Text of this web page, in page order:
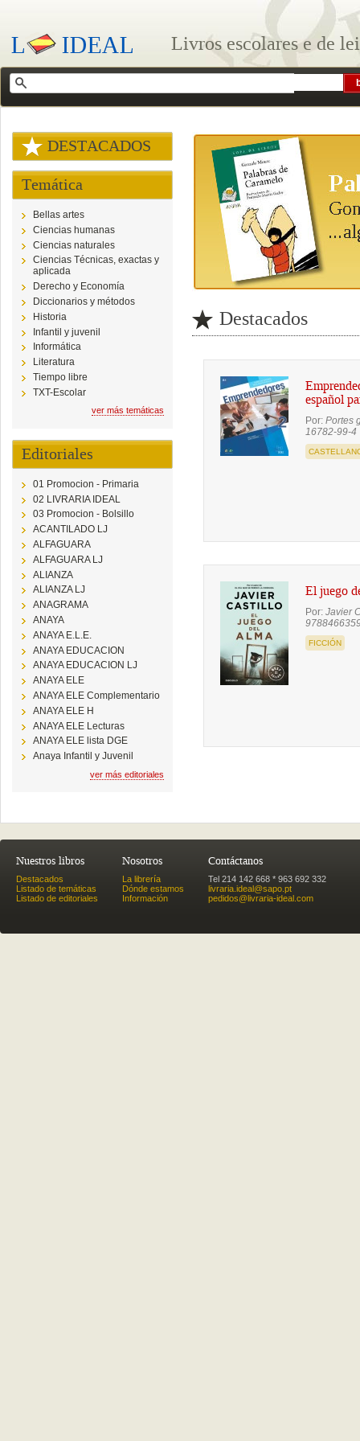
Livros escolares e de
DESTACADOS
Temática
Bellas artes
Ciencias humanas
Ciencias naturales
Ciencias Técnicas, exactas y
aplicada
Derecho y Economía
Diccionarios y métodos
Historia
Infantil y juvenil
Informática
Literatura
Tiempo libre
TXT-Escolar
ver más temáticas
Editoriales
01 Promocion - Primaria
02 LIVRARIA IDEAL
03 Promocion - Bolsillo
ACANTILADO LJ
ALFAGUARA
ALFAGUARA LJ
ALIANZA
ALIANZA LJ
ANAGRAMA
ANAYA
ANAYA E.L.E.
ANAYA EDUCACION
ANAYA EDUCACION LJ
ANAYA ELE
ANAYA ELE Complementario
ANAYA ELE H
ANAYA ELE Lecturas
ANAYA ELE lista DGE
Anaya Infantil y Juvenil
ver más editoriales
Destacados
español
Por:Portes
16782-99-4
El juego
Por:Javier
FICCIÓN
Nuestros libros
Destacados
Listado de temáticas
Listado de editoriales
Nosotros
La librería
Dónde estamos
Información
Contáctanos
Tel 214 142 668 * 963 692 332
livraria.ideal@sapo.pt
pedidos@livraria-ideal.com